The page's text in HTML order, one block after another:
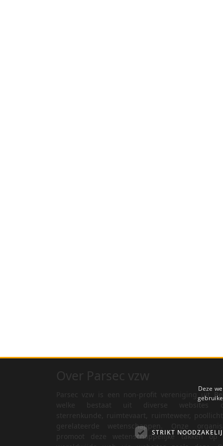
Parsec vzw is een non-profit vereniging uit
welke bestaat uit diverse websites
gerelateerde wetenschappen. Onze
promoot deze wetenschappelijke takken op
Deze
STRIKT